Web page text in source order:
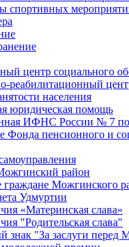
спортивных
центр социального
реабилитационный
населения
юридическая помощь
ИФНС России № 7 по
Фонда пенсионного и
район
Можгинского
Удмуртии
«Материнская слава»
"Родительская слава"
знак "За заслуги